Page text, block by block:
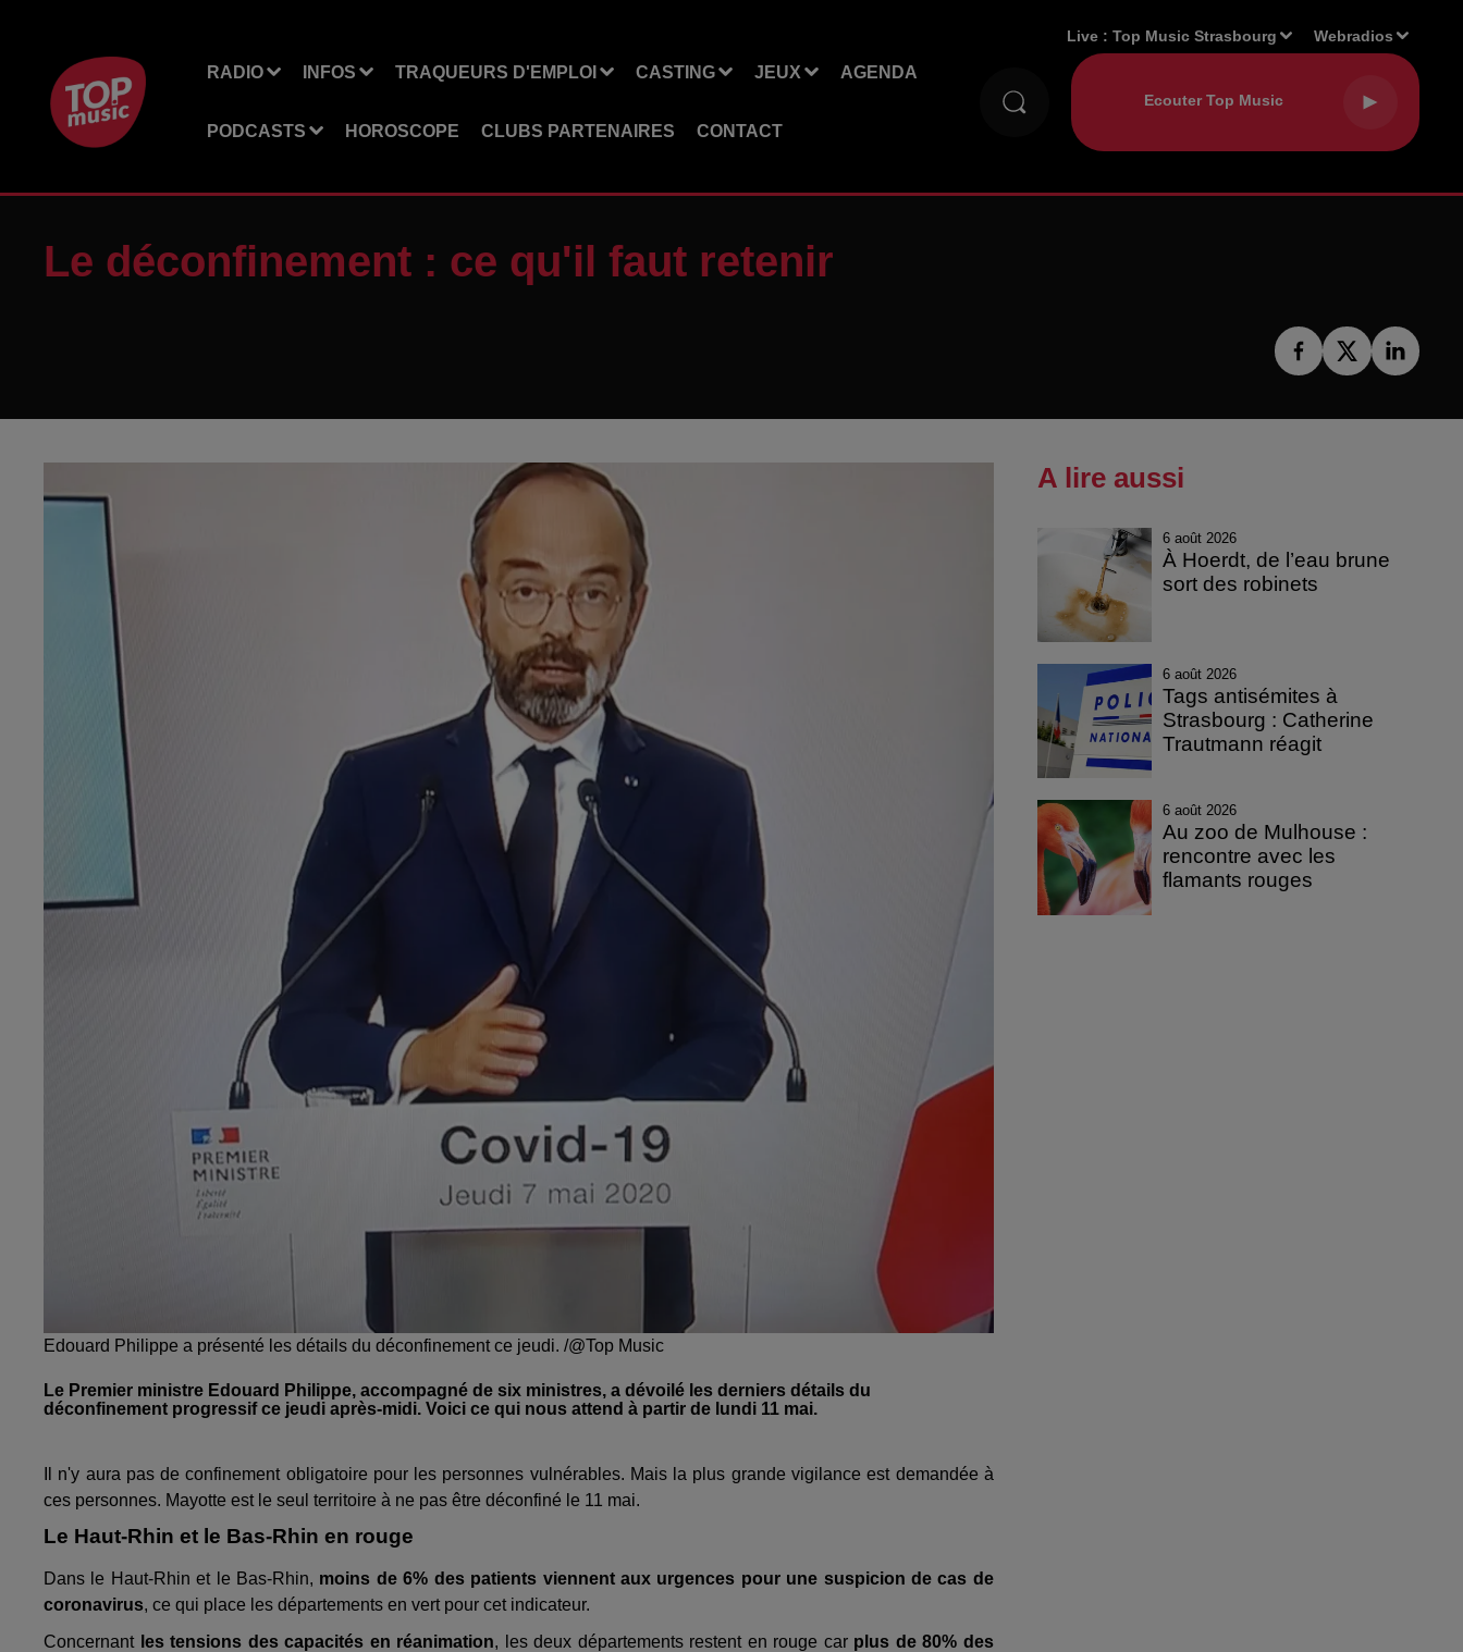
RADIO INFOS TRAQUEURS D'EMPLOI CASTING JEUX AGENDA
PODCASTS HOROSCOPE CLUBS PARTENAIRES CONTACT
Live :Top Music Strasbourg Webradios
Le déconfinement : ce qu'il faut retenir
Edouard Philippe a présenté les détails du déconfinement ce jeudi. /@Top Music
Le Premier ministre Edouard Philippe, accompagné de six ministres, a dévoilé les derniers détails du
déconfinement progressif ce jeudi après-midi. Voici ce qui nous attend à partir de lundi 11 mai.
Il n'y aura pas de confinement obligatoire pour les personnes vulnérables. Mais la plus grande vigilance est demandée à
ces personnes. Mayotte est le seul territoire à ne pas être déconfiné le 11 mai.
Le Haut-Rhin et le Bas-Rhin en rouge
Dans le Haut-Rhin et le Bas-Rhin, moins de 6% des patients viennent aux urgences pour une suspicion de cas de
coronavirus, ce qui place les départements en vert pour cet indicateur.
Concernant les tensions des capacités en réanimation, les deux départements restent en rouge car plus de 80% des
A lire aussi
6 août 2026
À Hoerdt, de l’eau brune
sort des robinets
6 août 2026
Tags antisémites à
Strasbourg : Catherine
Trautmann réagit
6 août 2026
Au zoo de Mulhouse :
rencontre avec les
flamants rouges